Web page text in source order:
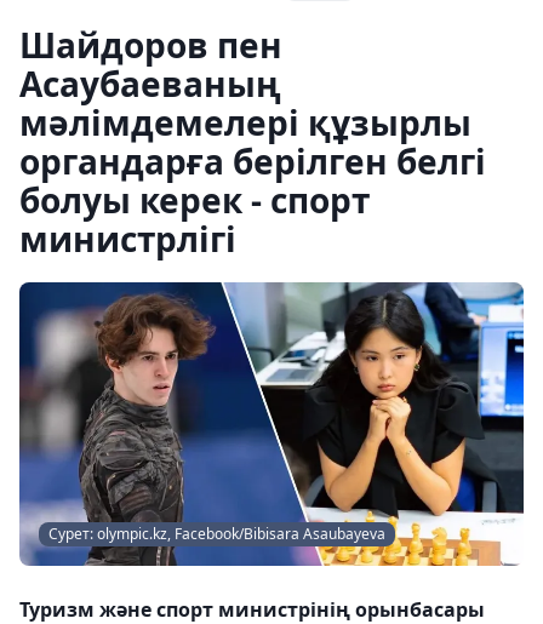
Шайдоров пен
Асаубаеваның
мәлімдемелері құзырлы
органдарға берілген белгі
болуы керек - спорт
министрлігі
Сурет: olympic.kz, Facebook/Bibisara Asaubayeva
Туризм және спорт министрінің орынбасары